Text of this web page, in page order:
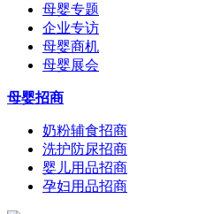
母婴专题
企业专访
母婴商机
母婴展会
母婴招商
奶粉辅食招商
洗护防尿招商
婴儿用品招商
孕妇用品招商